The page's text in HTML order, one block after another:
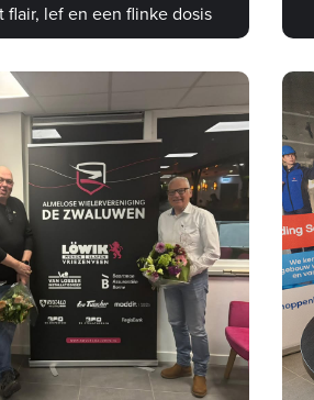
flair, lef en een flinke dosis